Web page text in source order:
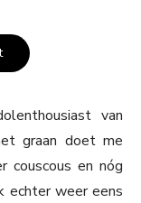
van
graan doet me
couscous en nóg
echter weer eens